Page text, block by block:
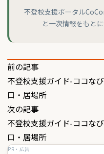
不登校支援ポータル
と一次情報をもと
投
稿
ナ
ビ
ゲ
前の記事
不登校支援ガイド-ココな
口・居場所
次の記事
不登校支援ガイド-ココな
口・居場所
PR・広告